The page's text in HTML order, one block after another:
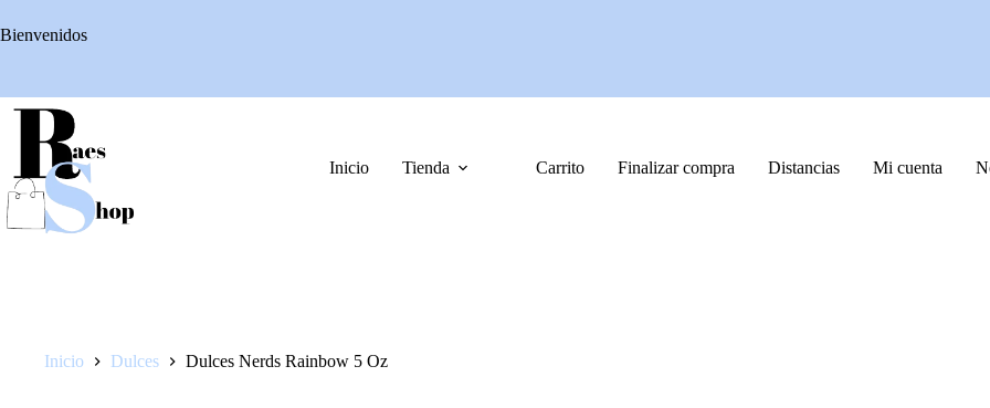
al
Bienvenidos
Inicio Tienda Carrito Finalizar compra Distancias Mi cuenta
Inicio Dulces Dulces Nerds Rainbow 5 Oz